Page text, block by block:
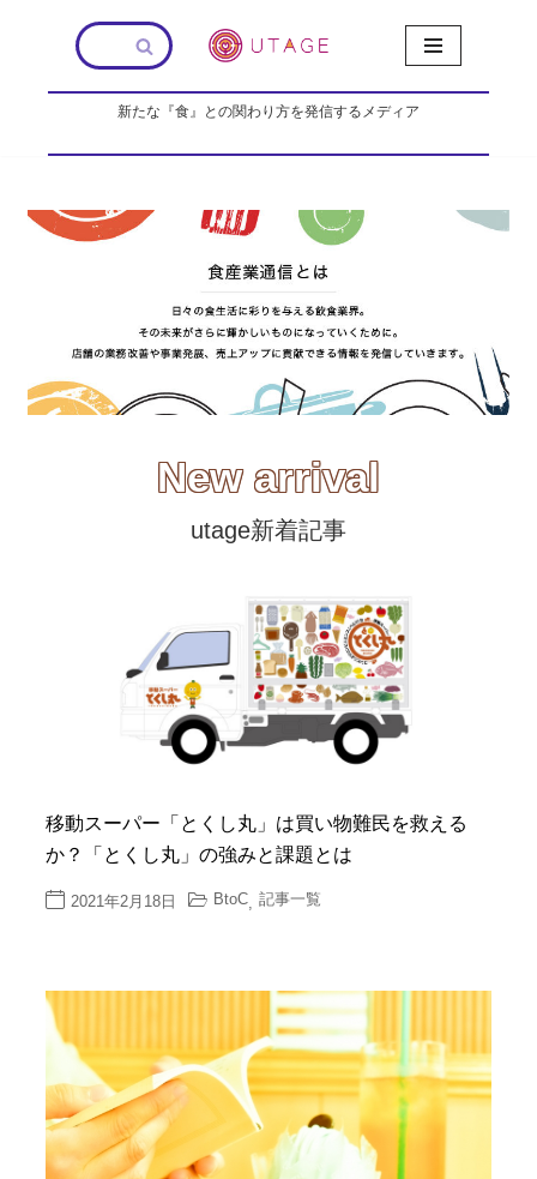
ス
新たな『食』との関わり方を発信するメディア
New arrival
utage新着記事
移動スーパー「とくし丸」は買い物難民を救える
か？「とくし丸」の強みと課題とは
2021年2月18日 BtoC 記事一覧